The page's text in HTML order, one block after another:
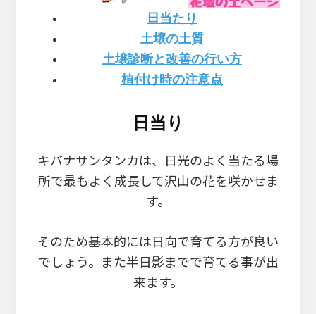
日当たり
土壌の土質
土壌診断と改善の行い方
植付け時の注意点
日当り
キバナサンタンカは、日光のよく当たる場
所で最もよく成長して沢山の花を咲かせま
す。
そのため基本的には日向で育てる方が良い
でしょう。また半日影までで育てる事が出
来ます。